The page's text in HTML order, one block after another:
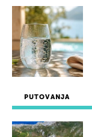
PUTOVANJA